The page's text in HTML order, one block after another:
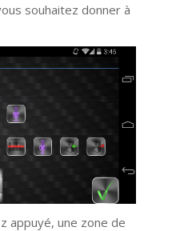
souhaitez donner à
appuyé, une zone de